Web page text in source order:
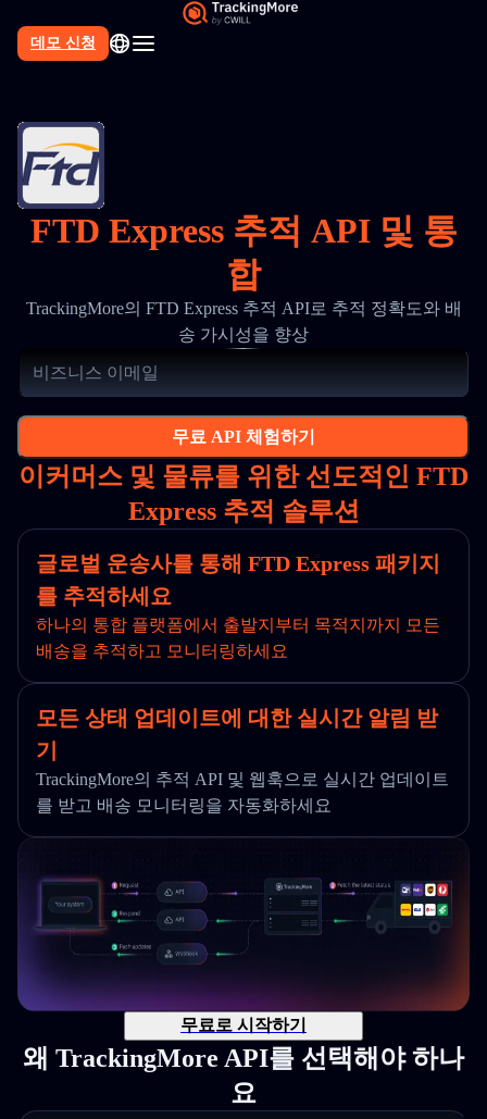
데모 신청
FTD Express 추적 API 및 통
합
TrackingMore의 FTD Express 추적 API로 추적 정확도와 배
송 가시성을 향상
무료 API 체험하기
이커머스 및 물류를 위한 선도적인 FTD
Express 추적 솔루션
글로벌 운송사를 통해 FTD Express 패키지
를 추적하세요
하나의 통합 플랫폼에서 출발지부터 목적지까지 모든
배송을 추적하고 모니터링하세요
모든 상태 업데이트에 대한 실시간 알림 받
기
TrackingMore의 추적 API 및 웹훅으로 실시간 업데이트
를 받고 배송 모니터링을 자동화하세요
무료로 시작하기
왜 TrackingMore API를 선택해야 하나
요